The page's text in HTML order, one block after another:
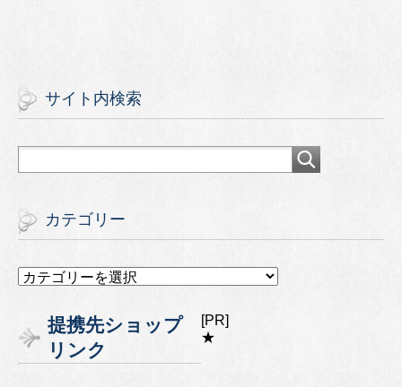
サイト内検索
カテゴリー
カ
リ
ー
提携先ショップ
リンク
[PR]
★